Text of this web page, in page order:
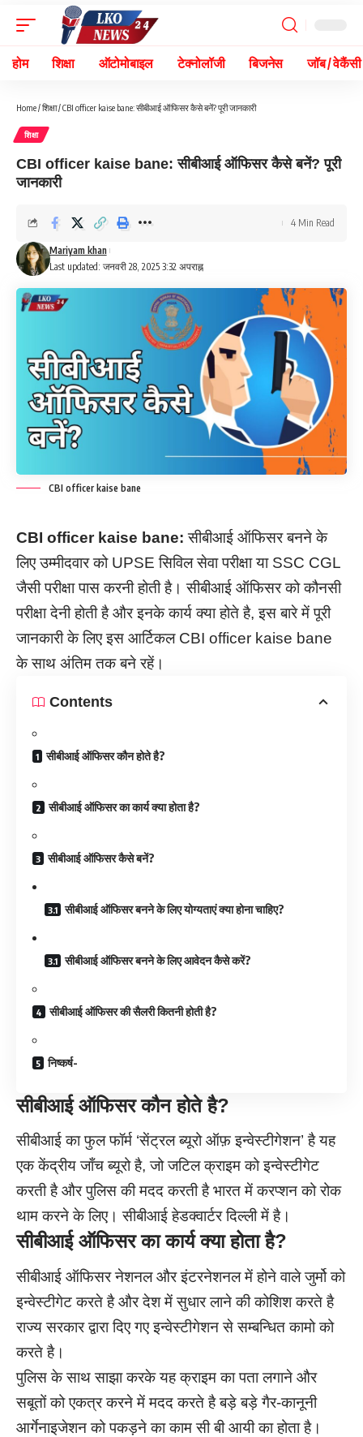
होम शिक्षा ऑटोमोबाइल टेक्नोलॉजी बिजनेस जॉब / वेकैंसी
Home/शिक्षा/CBI officer kaise bane: सीबीआई ऑफिसर कैसे बनें? पूरी जानकारी
शिक्षा
CBI officer kaise bane: सीबीआई ऑफिसर कैसे बनें? पूरी
जानकारी
Last updated: जनवरी 28, 2025 3:32 अपराह्न
Mariyam khan
4 Min Read
CBI officer kaise bane
CBI officer kaise bane:सीबीआई ऑफिसर बनने के
लिएउम्मीदवार को UPSE सिविल सेवा परीक्षा या SSC CGL
जैसी परीक्षा पास करनी होती है। सीबीआई ऑफिसर को कौनसी
परीक्षा देनी होती है और इनके कार्य क्या होते है, इस बारे में पूरी
जानकारी के लिए इस आर्टिकल CBI officer kaise bane
के साथ अंतिम तक बने रहें।
Contents
सीबीआई ऑफिसर कौन होते है?
सीबीआई ऑफिसर का कार्य क्या होता है?
सीबीआई ऑफिसर कैसे बनें?
सीबीआई ऑफिसर बनने के लिए योग्यताएं क्या होना चाहिए?
सीबीआई ऑफिसर बनने के लिए आवेदन कैसे करें?
सीबीआई ऑफिसर की सैलरी कितनी होती है?
निष्कर्ष-
सीबीआई ऑफिसर कौन होते है?
सीबीआईका फुल फॉर्म ‘सेंट्रल ब्यूरो ऑफ़ इन्वेस्टीगेशन’ है यह
एक केंद्रीय जाँच ब्यूरो है, जो जटिल क्राइम को इन्वेस्टीगेट
करती है और पुलिस की मदद करती है भारत में करप्शन को रोक
थाम करने के लिए।सीबीआई हेडक्वार्टर दिल्ली में है।
सीबीआई ऑफिसर का कार्य क्या होता है?
सीबीआई ऑफिसर नेशनल और इंटरनेशनल में होने वाले जुर्मो को
इन्वेस्टीगेट करते है और देश में सुधार लाने की कोशिश करते है
राज्य सरकार द्वारा दिए गए इन्वेस्टीगेशन से सम्बन्धित कामो को
करते है।
पुलिस के साथ साझा करके यह क्राइम का पता लगाने और
सबूतों को एकत्र करने में मदद करते है बड़े बड़े गैर-कानूनी
आर्गेनाइजेशन को पकड़ने का काम सी बी आयी का होता है।